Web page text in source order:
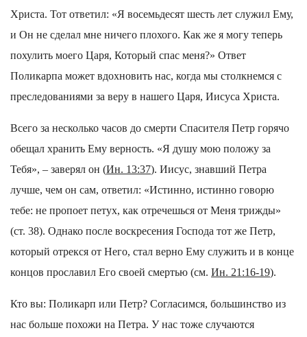
Христа. Тот ответил: «Я восемьдесят шесть лет служил Ему,
и Он не сделал мне ничего плохого. Как же я могу теперь
похулить моего Царя, Который спас меня?» Ответ
Поликарпа может вдохновить нас, когда мы столкнемся с
преследованиями за веру в нашего Царя, Иисуса Христа.
Всего за несколько часов до смерти Спасителя Петр горячо
обещал хранить Ему верность. «Я душу мою положу за
Тебя», – заверял он (Ин. 13:37). Иисус, знавший Петра
лучше, чем он сам, ответил: «Истинно, истинно говорю
тебе: не пропоет петух, как отречешься от Меня трижды»
(ст. 38). Однако после воскресения Господа тот же Петр,
который отрекся от Него, стал верно Ему служить и в конце
концов прославил Его своей смертью (см. Ин. 21:16-19).
Кто вы: Поликарп или Петр? Согласимся, большинство из
нас больше похожи на Петра. У нас тоже случаются